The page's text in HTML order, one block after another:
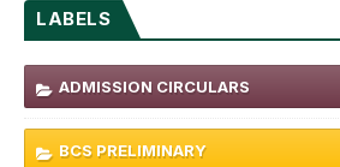
LABELS
ADMISSION CIRCULARS
BCS PRELIMINARY